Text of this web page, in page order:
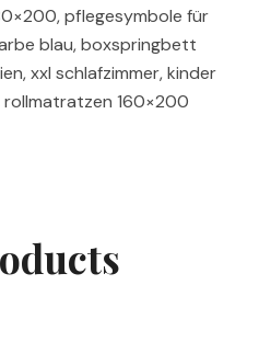
pflegesymbole für
blau, boxspringbett
xxl schlafzimmer, kinder
160×200